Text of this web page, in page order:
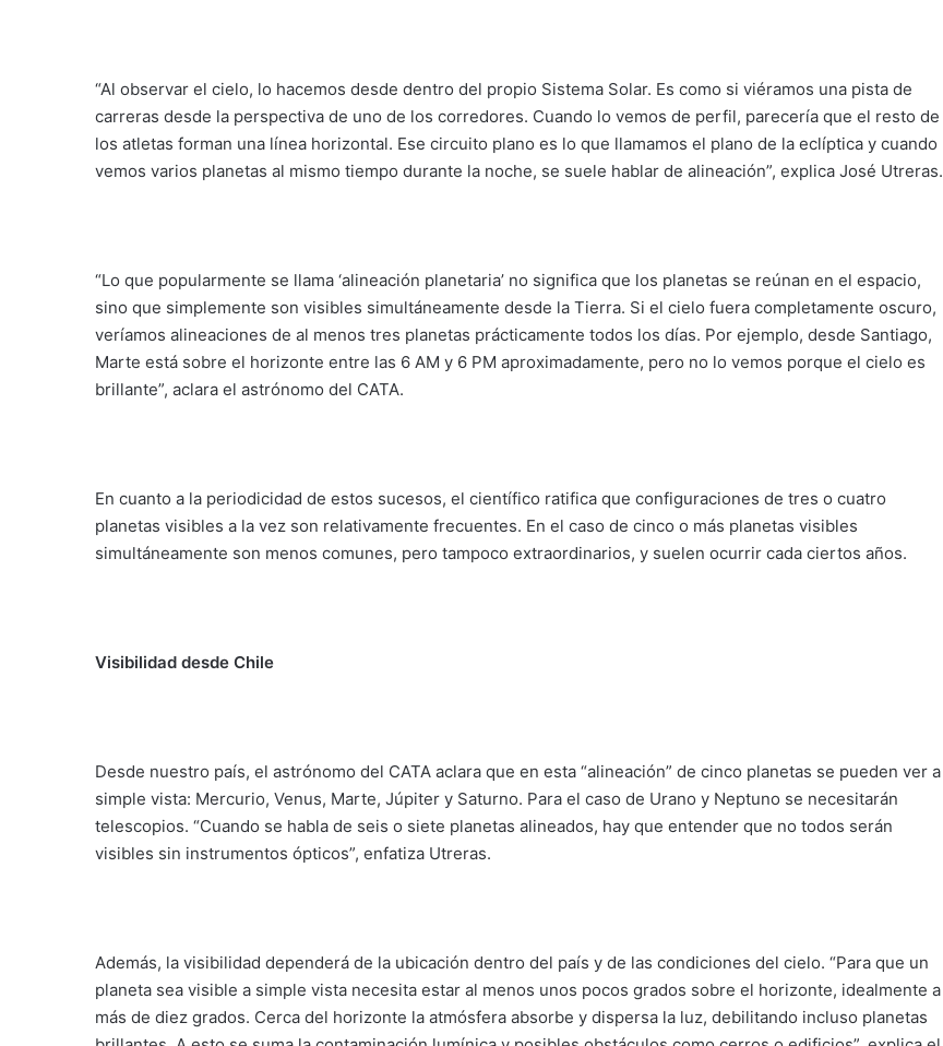
“Al observar el cielo, lo hacemos desde dentro del propio Sistema Solar. Es como si viéramos una pista de
carreras desde la perspectiva de uno de los corredores. Cuando lo vemos de perfil, parecería que el resto de
los atletas forman una línea horizontal. Ese circuito plano es lo que llamamos el plano de la eclíptica y cuando
vemos varios planetas al mismo tiempo durante la noche, se suele hablar de alineación”, explica José Utreras.
“Lo que popularmente se llama ‘alineación planetaria’ no significa que los planetas se reúnan en el espacio,
sino que simplemente son visibles simultáneamente desde la Tierra. Si el cielo fuera completamente oscuro,
veríamos alineaciones de al menos tres planetas prácticamente todos los días. Por ejemplo, desde Santiago,
Marte está sobre el horizonte entre las 6 AM y 6 PM aproximadamente, pero no lo vemos porque el cielo es
brillante”, aclara el astrónomo del CATA.
En cuanto a la periodicidad de estos sucesos, el científico ratifica que configuraciones de tres o cuatro
planetas visibles a la vez son relativamente frecuentes. En el caso de cinco o más planetas visibles
simultáneamente son menos comunes, pero tampoco extraordinarios, y suelen ocurrir cada ciertos años.
Visibilidad desde Chile
Desde nuestro país, el astrónomo del CATA aclara que en esta “alineación” de cinco planetas se pueden ver a
simple vista: Mercurio, Venus, Marte, Júpiter y Saturno. Para el caso de Urano y Neptuno se necesitarán
telescopios. “Cuando se habla de seis o siete planetas alineados, hay que entender que no todos serán
visibles sin instrumentos ópticos”, enfatiza Utreras.
Además, la visibilidad dependerá de la ubicación dentro del país y de las condiciones del cielo. “Para que un
planeta sea visible a simple vista necesita estar al menos unos pocos grados sobre el horizonte, idealmente a
más de diez grados. Cerca del horizonte la atmósfera absorbe y dispersa la luz, debilitando incluso planetas